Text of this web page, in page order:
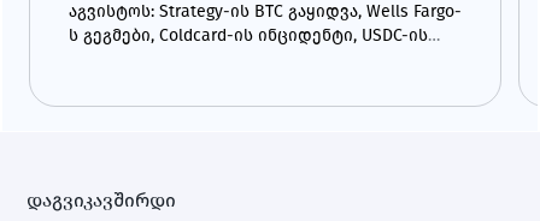
აგვისტოს: Strategy-ის BTC გაყიდვა, Wells Fargo-
ს გეგმები, Coldcard-ის ინციდენტი, USDC-ის
დაგვიკავშირდი